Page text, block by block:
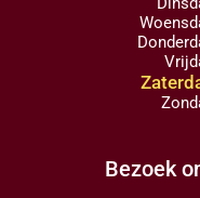
Bezoek